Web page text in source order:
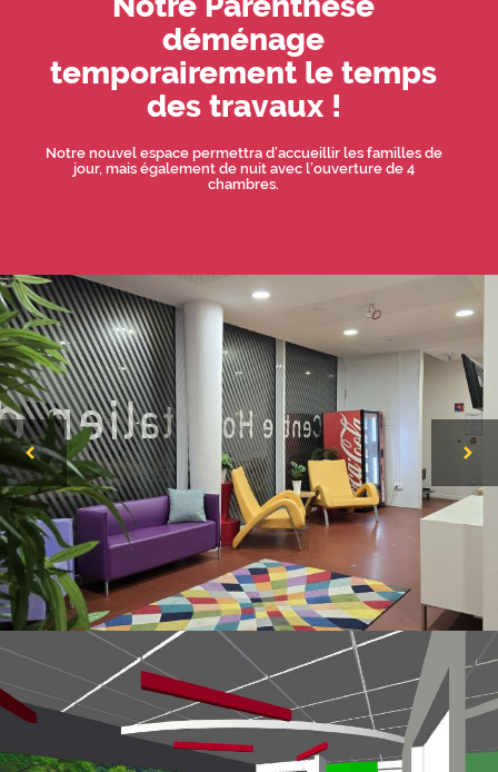
déménage
temporairement le temps
des travaux !
Notre nouvel espace permettra d’accueillir les familles de
jour, mais également de nuit avec l’ouverture de 4
chambres.
Précédent
2/3